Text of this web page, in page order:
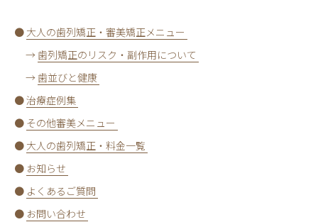
● 大人の歯列矯正・審美矯正メニュー
→ 歯列矯正のリスク・副作用について
→ 歯並びと健康
●治療症例集
● その他審美メニュー
● 大人の歯列矯正・料金一覧
● お知らせ
● よくあるご質問
● お問い合わせ